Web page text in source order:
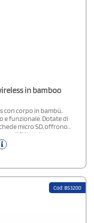
in bamboo
con corpo in bambù,
e funzionale. Dotate di
micro SD, offrono
di 3W, assicurano un
garantisce
Incluso nella
in una scatola di design
e sostenibile per la
Cod: BS3200